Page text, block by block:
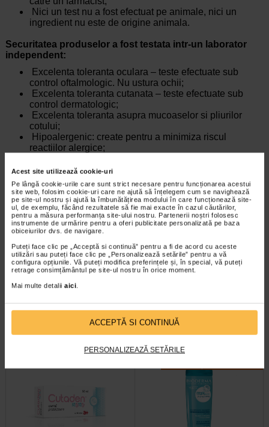
Acest site utilizează cookie-uri
Pe lângă cookie-urile care sunt strict necesare pentru funcționarea acestui
site web, folosim cookie-uri care ne ajută să înțelegem cum se navighează
pe site-ul nostru și ajută la îmbunătățirea modului în care funcționează site-
ul, de exemplu, făcând rezultatele să fie mai exacte în cazul căutărilor,
pentru a măsura performanța site-ului nostru. Partenerii noștri folosesc
instrumente de urmărire pentru a oferi publicitate personalizată pe baza
obiceiurilor dvs. de navigare.
Puteți face clic pe „Acceptă si continuă” pentru a fi de acord cu aceste
utilizări sau puteți face clic pe „Personalizează setările” pentru a vă
configura opțiunile. Vă puteți modifica preferințele și, în special, vă puteți
retrage consimțământul pe site-ul nostru în orice moment.
Mai multe detalii aici
ACCEPTĂ SI CONTINUĂ
PERSONALIZEAZĂ SETĂRILE
Nici un test nu a fost efectuat pe animale, nici un
ingredient nu este de origine animala.
Securitatea produselor a fost testata intr-un laborator
independent:
Excelenta toleranta oculara – teste efectuate sub
control oftalmologic. Nu ustura ochii;
Excelenta toleranta cutanata – teste efectuate sub
control dermatologic;
Excelenta toleranta asupra mucoaselor si pliurilor
cotului;
Hipoalergenic: create pentru a minimiza riscul
reactiilor alergice;
Baza lavanta blanda, fara sapun, pentru a proteja
pielea copiilor fara a o agresa.
Ingrediente naturale:
Mierea, un ingredient 100% natural, netransformata si
fara conservanti, elementul de baza al gamei
Rivadouce, hidrateaza, hraneste si catifeleaza, ajutand
Glicerina vegetala, hidratant natural.
Producator: LABORATOIRE RIVADIS
*Pentru pret te asteptam in cea mai apropiata farmacie Catena
VEZI PRODUSE DIN ACEEASI CATEGORIE